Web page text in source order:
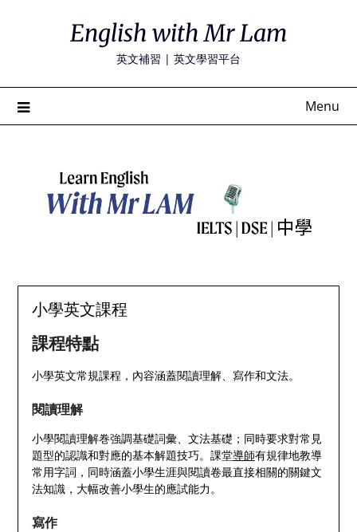
English with Mr Lam
英文補習 | 英文學習平台
Menu
小學英文課程
課程特點
小學英文常規課程，內容涵蓋閱讀理解、寫作和文法。
閱讀理解
小學閱讀理解巻強調基礎詞彙、文法基礎；同時要求對常見
題型的認識和對應的基本解題技巧。課堂導師有規律地教導
常用字詞，同時涵蓋小學生涯與閱讀卷最直接相關的關鍵文
法知識，大幅改善小學生的應試能力。
寫作